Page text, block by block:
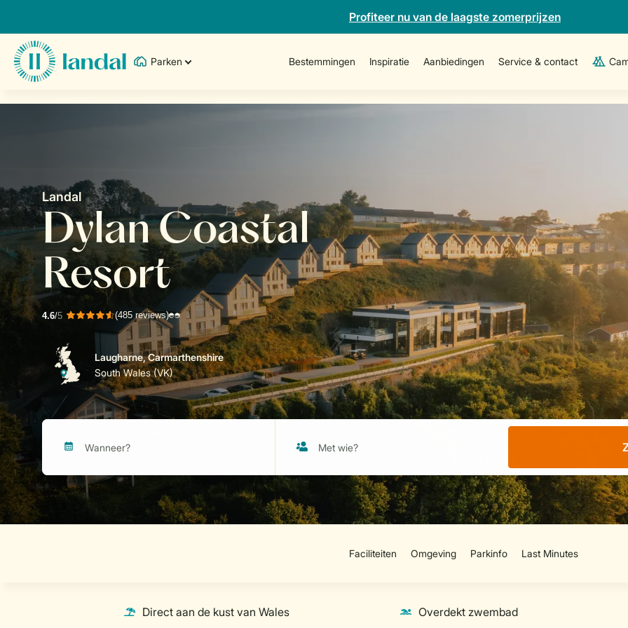
Profiteer nu van de laagste zomerprijzen
Parken Bestemmingen Inspiratie Aanbiedingen Service & contact